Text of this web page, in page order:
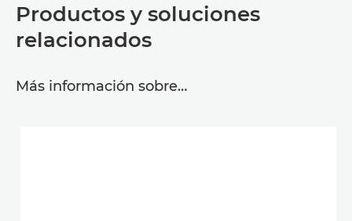
Productos y soluciones
relacionados
Más información sobre…